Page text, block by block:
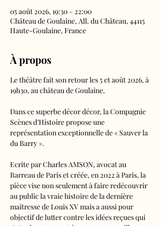
05 août 2026, 19:30 – 22:00
Château de Goulaine, All. du Château, 44115
Haute-Goulaine, France
À propos
Le théâtre fait son retour les 5 et août 2026, à
19h30, au château de Goulaine.
Dans ce superbe décor décor, la Compagnie
Scènes d’Histoire propose une
représentation exceptionnelle de « Sauver la
du Barry ».
Ecrite par Charles AMSON, avocat au
Barreau de Paris et créée, en 2022 à Paris, la
pièce vise non seulement à faire redécouvrir
au public la vraie histoire de la dernière
maîtresse de Louis XV mais a aussi pour
objectif de lutter contre les idées reçues qui